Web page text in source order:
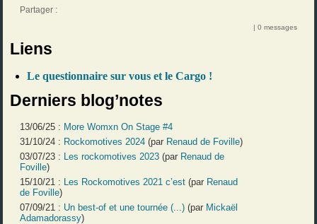
Partager :
| 0 messages
Liens
Le questionnaire sur vous et le Cargo !
Derniers blog’notes
13/06/25 : More Womxn On Stage #4
31/10/24 : Rockomotives 2024 (par Renaud de Foville)
03/07/23 : Les rockomotives 2023 (par Renaud de
Foville)
15/10/21 : Les Rockomotives 2021 c’est (par Renaud
de Foville)
07/09/21 : Un best-of et une tournée (...) (par Mickaël
Adamadorassy)